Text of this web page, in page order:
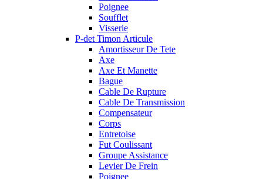
Poignee
Soufflet
Visserie
P-det Timon Articule
Amortisseur De Tete
Axe
Axe Et Manette
Bague
Cable De Rupture
Cable De Transmission
Compensateur
Corps
Entretoise
Fut Coulissant
Groupe Assistance
Levier De Frein
Poignee